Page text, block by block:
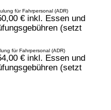
für Fahrpersonal (ADR)
€ inkl. Essen und
(setzt
für Fahrpersonal (ADR)
€ inkl. Essen und
(setzt